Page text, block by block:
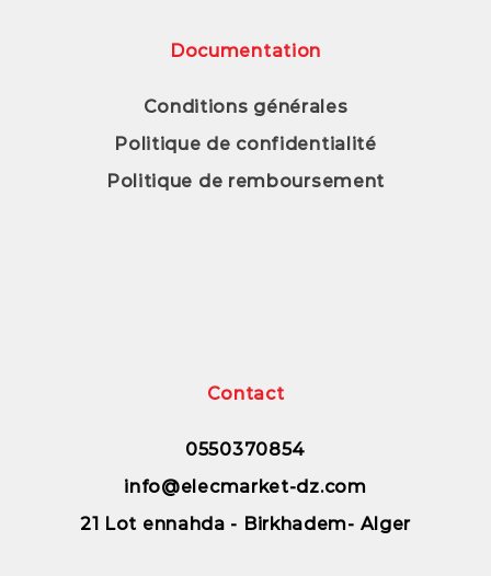
Documentation
Conditions générales
Politique de confidentialité
Politique de remboursement
Contact
0550370854
info@elecmarket-dz.com
21 Lot ennahda - Birkhadem- Alger